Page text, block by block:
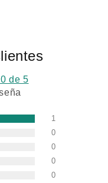
de 5
1
0
0
0
0